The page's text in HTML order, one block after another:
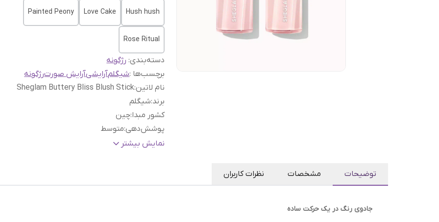
Hush hush‎
Love Cake
Painted Peony
Rose Ritual
دسته‌بندی: رژگونه
برچسب‌ها :شیگلمآرایشیآرایش صورترژگونه
نام لاتین:
Sheglam Buttery Bliss Blush Stick
برند:شیگلم
کشور مبدا:چین
پوشش‌دهی:متوسط
حجم:تک
گارانتی و ضمانت
هفت روز ضمانت مرجوعی
نمایش بیشتر
توضیحات مشخصات نظرات کاربران
جادوی رنگ در یک حرکت ساده